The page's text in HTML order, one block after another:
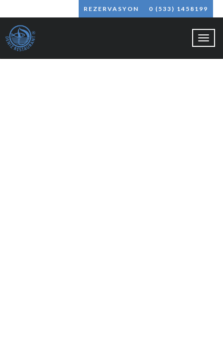
REZERVASYON 0 (533) 1458199